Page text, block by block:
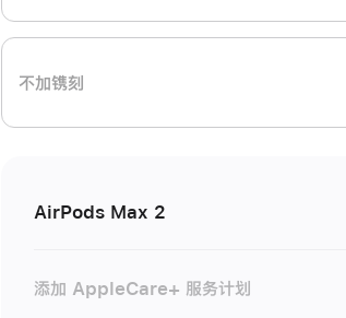
不加镌刻
AirPods Max 2
添加 AppleCare+ 服务计划